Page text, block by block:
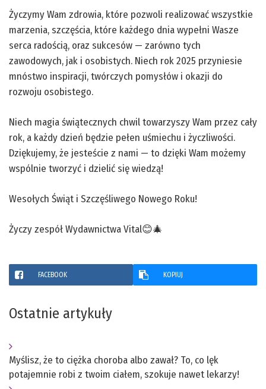
Życzymy Wam zdrowia, które pozwoli realizować wszystkie
marzenia, szczęścia, które każdego dnia wypełni Wasze
serca radością, oraz sukcesów — zarówno tych
zawodowych, jak i osobistych. Niech rok 2025 przyniesie
mnóstwo inspiracji, twórczych pomysłów i okazji do
rozwoju osobistego.
Niech magia świątecznych chwil towarzyszy Wam przez cały
rok, a każdy dzień będzie pełen uśmiechu i życzliwości.
Dziękujemy, że jesteście z nami — to dzięki Wam możemy
wspólnie tworzyć i dzielić się wiedzą!
Wesołych Świąt i Szczęśliwego Nowego Roku!
Życzy zespół Wydawnictwa Vital😊🎄
FACEBOOK KOPIUJ
Ostatnie artykuły
Myślisz, że to ciężka choroba albo zawał? To, co lęk
potajemnie robi z twoim ciałem, szokuje nawet lekarzy!